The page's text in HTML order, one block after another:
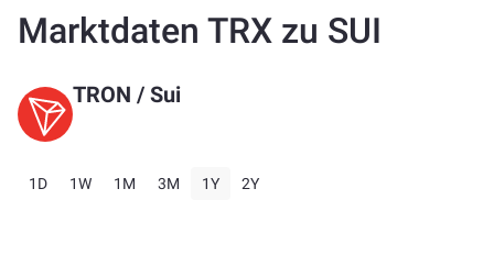
Marktdaten TRX zu SUI
TRON / Sui
1D 1W 1M 3M 1Y 2Y